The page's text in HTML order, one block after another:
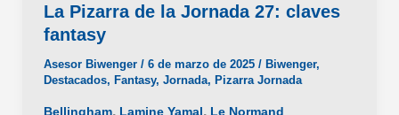
La Pizarra de la Jornada 27: claves
fantasy
Asesor Biwenger / 6 de marzo de 2025 / Biwenger,
Destacados, Fantasy, Jornada, Pizarra Jornada
Bellingham, Lamine Yamal, Le Normand